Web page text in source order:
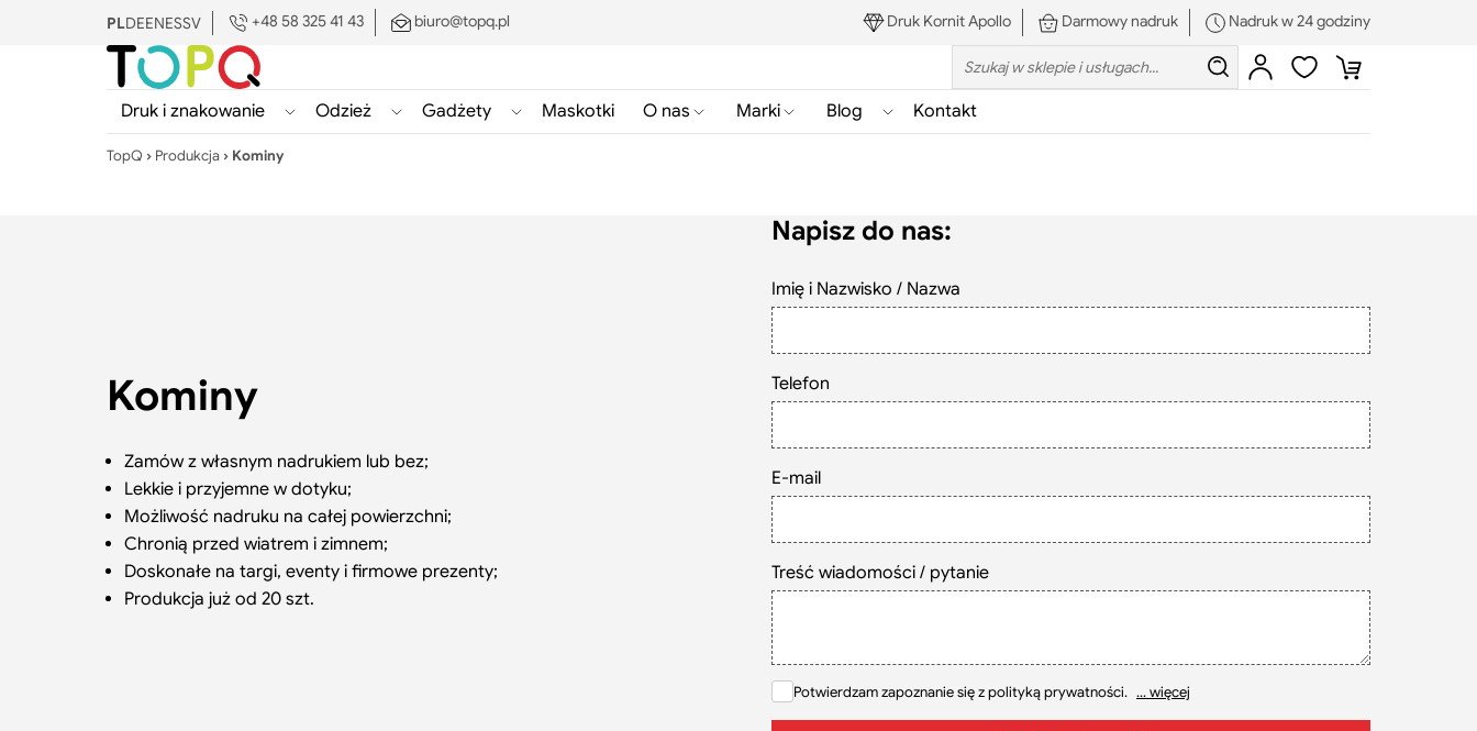
PLDEENESSV +48 58 325 41 43 biuro@topq.pl Druk Kornit Apollo Darmowy nadruk Nadruk w 24 godziny
Search: Szukaj
ZalogujUlubioneKoszyk
Druk i znakowanie
Pokaż/ukryj
Odzież
Pokaż/ukryj
Gadżety
Pokaż/ukryj
Maskotki
Pokaż/ukryj
O nas
Pokaż/ukryj
Marki Blog
Pokaż/ukryj
Kontakt
TopQ › Produkcja › Kominy
Kominy
Zamów z własnym nadrukiem lub bez;
Lekkie i przyjemne w dotyku;
Możliwość nadruku na całej powierzchni;
Chronią przed wiatrem i zimnem;
Doskonałe na targi, eventy i firmowe prezenty;
Produkcja już od 20 szt.
Napisz do nas:
Imię i Nazwisko / Nazwa
Telefon
E-mail
Treść wiadomości / pytanie
Potwierdzam zapoznanie się z polityką prywatności. ... więcej